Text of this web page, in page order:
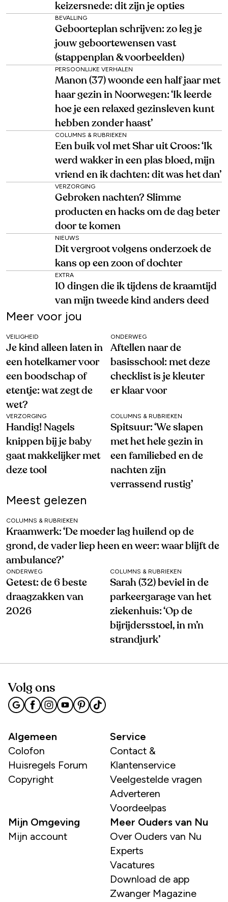
keizersnede: dit zijn je opties
BEVALLING
Geboorteplan schrijven: zo leg je
jouw geboortewensen vast
(stappenplan & voorbeelden)
PERSOONLIJKE VERHALEN
Manon (37) woonde een half jaar met
haar gezin in Noorwegen: ‘Ik leerde
hoe je een relaxed gezinsleven kunt
hebben zonder haast’
COLUMNS & RUBRIEKEN
Een buik vol met Shar uit Croos: ‘Ik
werd wakker in een plas bloed, mijn
vriend en ik dachten: dit was het dan’
VERZORGING
Gebroken nachten? Slimme
producten en hacks om de dag beter
door te komen
NIEUWS
Dit vergroot volgens onderzoek de
kans op een zoon of dochter
EXTRA
10 dingen die ik tijdens de kraamtijd
van mijn tweede kind anders deed
Meer voor jou
VEILIGHEID
Je kind alleen laten in
een hotelkamer voor
een boodschap of
etentje: wat zegt de
wet?
ONDERWEG
Aftellen naar de
basisschool: met deze
checklist is je kleuter
er klaar voor
VERZORGING
Handig! Nagels
knippen bij je baby
gaat makkelijker met
deze tool
COLUMNS & RUBRIEKEN
Spitsuur: ‘We slapen
met het hele gezin in
een familiebed en de
nachten zijn
verrassend rustig’
Meest gelezen
COLUMNS & RUBRIEKEN
Kraamwerk: ‘De moeder lag huilend op de
grond, de vader liep heen en weer: waar blijft de
ambulance?’
ONDERWEG
Getest: de 6 beste
draagzakken van
2026
COLUMNS & RUBRIEKEN
Sarah (32) beviel in de
parkeergarage van het
ziekenhuis: ‘Op de
bijrijdersstoel, in m’n
strandjurk’
Volg ons
Algemeen
Colofon
Huisregels Forum
Copyright
Service
Contact &
Klantenservice
Veelgestelde vragen
Adverteren
Voordeelpas
Mijn Omgeving
Mijn account
Meer Ouders van Nu
Over Ouders van Nu
Experts
Vacatures
Download de app
Zwanger Magazine